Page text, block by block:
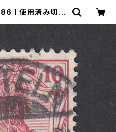
I 使用済み切手
ョップ | Young St